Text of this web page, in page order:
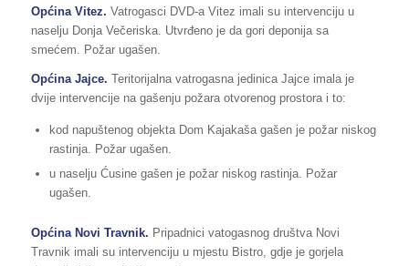
Općina Vitez. Vatrogasci DVD-a Vitez imali su intervenciju u
naselju Donja Večeriska. Utvrđeno je da gori deponija sa
smećem. Požar ugašen.
Općina Jajce. Teritorijalna vatrogasna jedinica Jajce imala je
dvije intervencije na gašenju požara otvorenog prostora i to:
kod napuštenog objekta Dom Kajakaša gašen je požar niskog
rastinja. Požar ugašen.
u naselju Ćusine gašen je požar niskog rastinja. Požar
ugašen.
Općina Novi Travnik. Pripadnici vatogasnog društva Novi
Travnik imali su intervenciju u mjestu Bistro, gdje je gorjela